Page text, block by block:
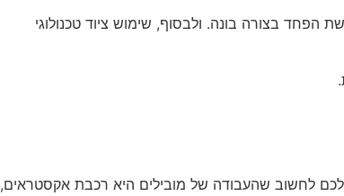
בצורה בונה. ולבסוף, שימוש ציוד טכנולוגי
לחשוב שהעבודה של מובילים היא רכבת אקסטראים,